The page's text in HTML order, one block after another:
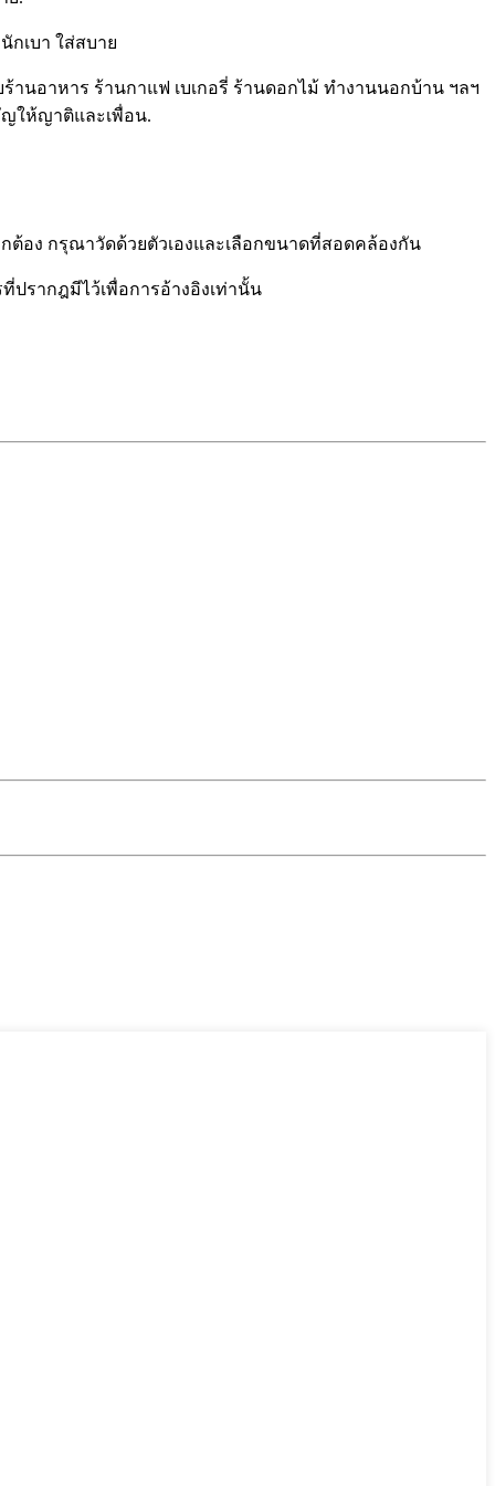
กเบา ใส่สบาย
านอาหาร ร้านกาแฟ เบเกอรี่ ร้านดอกไม้ ทำงานนอกบ้าน ฯลฯ
ให้ญาติและเพื่อน.
อง กรุณาวัดด้วยตัวเองและเลือกขนาดที่สอดคล้องกัน
ปรากฎมีไว้เพื่อการอ้างอิงเท่านั้น